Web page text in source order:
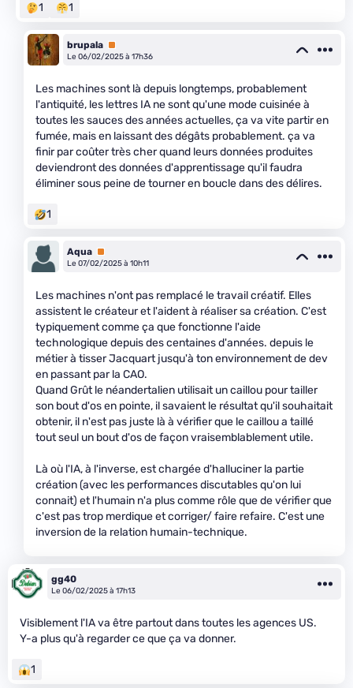
1 1
brupala Premium
Le 06/02/2025 à 17h36
Les machines sont là depuis longtemps, probablement
l'antiquité, les lettres IA ne sont qu'une mode cuisinée à
toutes les sauces des années actuelles, ça va vite partir en
fumée, mais en laissant des dégâts probablement. ça va
finir par coûter très cher quand leurs données produites
deviendront des données d'apprentissage qu'il faudra
éliminer sous peine de tourner en boucle dans des délires.
1
Aqua Premium
Le 07/02/2025 à 10h11
Les machines n'ont pas remplacé le travail créatif. Elles
assistent le créateur et l'aident à réaliser sa création. C'est
typiquement comme ça que fonctionne l'aide
technologique depuis des centaines d'années. depuis le
métier à tisser Jacquart jusqu'à ton environnement de dev
en passant par la CAO.
Quand Grût le néandertalien utilisait un caillou pour tailler
son bout d'os en pointe, il savaient le résultat qu'il souhaitait
obtenir, il n'est pas juste là à vérifier que le caillou a taillé
tout seul un bout d'os de façon vraisemblablement utile.
Là où l'IA, à l'inverse, est chargée d'halluciner la partie
création (avec les performances discutables qu'on lui
connait) et l'humain n'a plus comme rôle que de vérifier que
c'est pas trop merdique et corriger/ faire refaire. C'est une
inversion de la relation humain-technique.
gg40
Le 06/02/2025 à 17h13
Visiblement l'IA va être partout dans toutes les agences US.
Y-a plus qu'à regarder ce que ça va donner.
1